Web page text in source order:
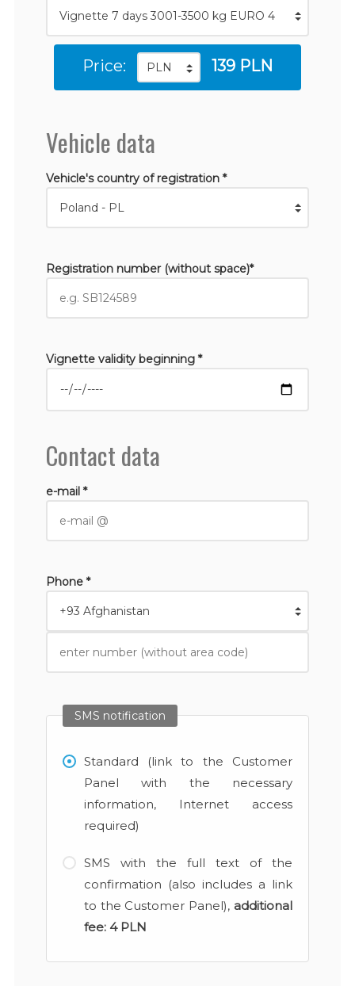
Price: 139 PLN
Vehicle data
Vehicle's country of registration *
Registration number (without space)*
Vignette validity beginning *
Contact data
e-mail *
Phone *
SMS notification
Standard (link to the Customer
Panel with the necessary
information, Internet access
required)
SMS with the full text of the
confirmation (also includes a link
to the Customer Panel), additional
fee: 4 PLN